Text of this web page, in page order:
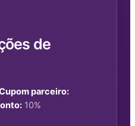
de
parceiro:
10%